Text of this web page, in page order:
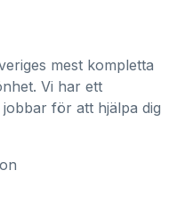
mest kompletta
Vi har ett
för att hjälpa dig